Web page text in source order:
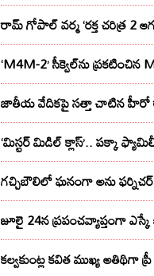
రామ్ గోపాల్ వర్మ ‘రక్త చరిత్ర 2
‘M4M-2’ సీక్వెల్‌ను ప్రకటించిన
జాతీయ వేదికపై సత్తా చాటిన
‘మిస్టర్ మిడిల్ క్లాస్’.. పక్కా
గచ్చిబౌలిలో ఘనంగా అను ఫర్నిచర్
జూలై 24న ప్రపంచవ్యాప్తంగా
కల్వకుంట్ల కవిత ముఖ్య అతిథిగా